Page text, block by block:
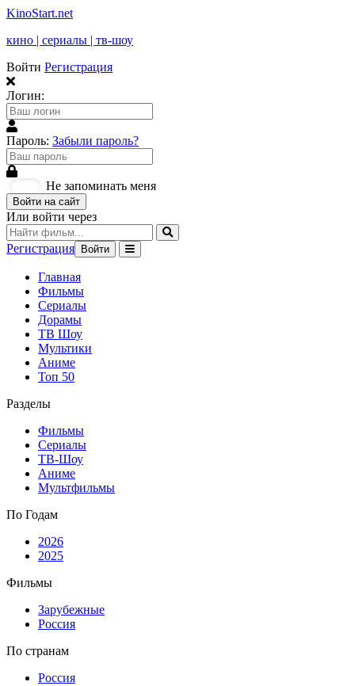
KinoStart.net
кино | сериалы | тв-шоу
Войти Регистрация
Логин:
Пароль: Забыли пароль?
Не запоминать меня
Войти на сайт
Или войти через
Регистрация Войти
Главная
Фильмы
Сериалы
Дорамы
ТВ Шоу
Мультики
Аниме
Топ 50
Разделы
Фильмы
Сериалы
ТВ-Шоу
Аниме
Мультфильмы
По Годам
2026
2025
Фильмы
Зарубежные
Россия
По странам
Россия